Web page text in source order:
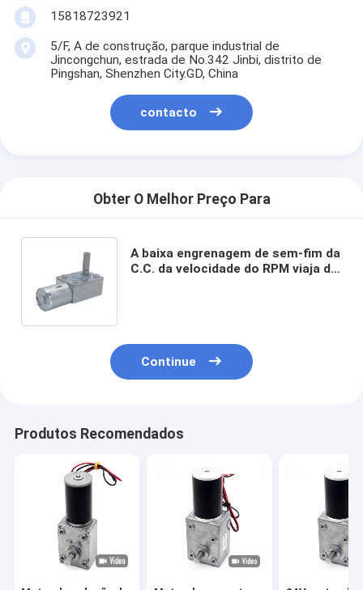
15818723921
5/F, A de construção, parque industrial de
Jincongchun, estrada de No.342 Jinbi, distrito de
Pingshan, Shenzhen City.GD, China
contacto
Obter O Melhor Preço Para
A baixa engrenagem de sem-fim da
C.C. da velocidade do RPM viaja de
Continue
Produtos Recomendados